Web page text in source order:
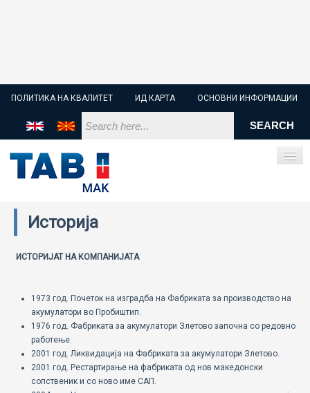
ПОЛИТИКА НА КВАЛИТЕТ ИД КАРТА ОСНОВНИ ИНФОРМАЦИИ
СПОРТ
Историја
ИСТОРИЈАТ НА КОМПАНИЈАТА
1973 год. Почеток на изградба на Фабриката за производство на
акумулатори во Пробиштип.
1976 год. Фабриката за акумулатори Злетово започна со редовно
работење.
2001 год. Ликвидација на Фабриката за акумулатори Злетово.
2001 год. Рестартирање на фабриката од нов македонски
сопственик и со ново име САП.